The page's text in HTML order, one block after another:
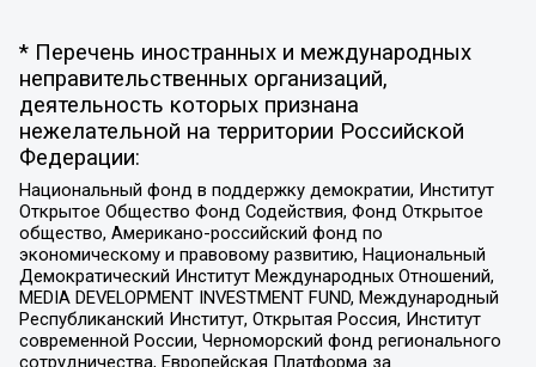
* Перечень иностранных и международных
неправительственных организаций,
деятельность которых признана
нежелательной на территории Российской
Федерации:
Национальный фонд в поддержку демократии, Институт
Открытое Общество Фонд Содействия, Фонд Открытое
общество, Американо-российский фонд по
экономическому и правовому развитию, Национальный
Демократический Институт Международных Отношений,
MEDIA DEVELOPMENT INVESTMENT FUND, Международный
Республиканский Институт, Открытая Россия, Институт
современной России, Черноморский фонд регионального
сотрудничества, Европейская Платформа за